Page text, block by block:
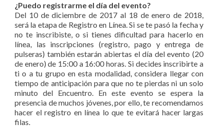
¿Puedo registrarme el día del evento?
Del 10 de diciembre de 2017 al 18 de enero de 2018,
será la etapa de Registro en Línea. Si se te pasó la fecha y
no te inscribiste, o si tienes dificultad para hacerlo en
línea, las inscripciones (registro, pago y entrega de
pulseras) también estarán abiertas el día del evento (20
de enero) de 15:00 a 16:00 horas. Si decides inscribirte a
ti o a tu grupo en esta modalidad, considera llegar con
tiempo de anticipación para que no te pierdas ni un solo
minuto del Encuentro. En este evento se espera la
presencia de muchos jóvenes, por ello, te recomendamos
hacer el registro en línea lo que te evitará hacer largas
filas.